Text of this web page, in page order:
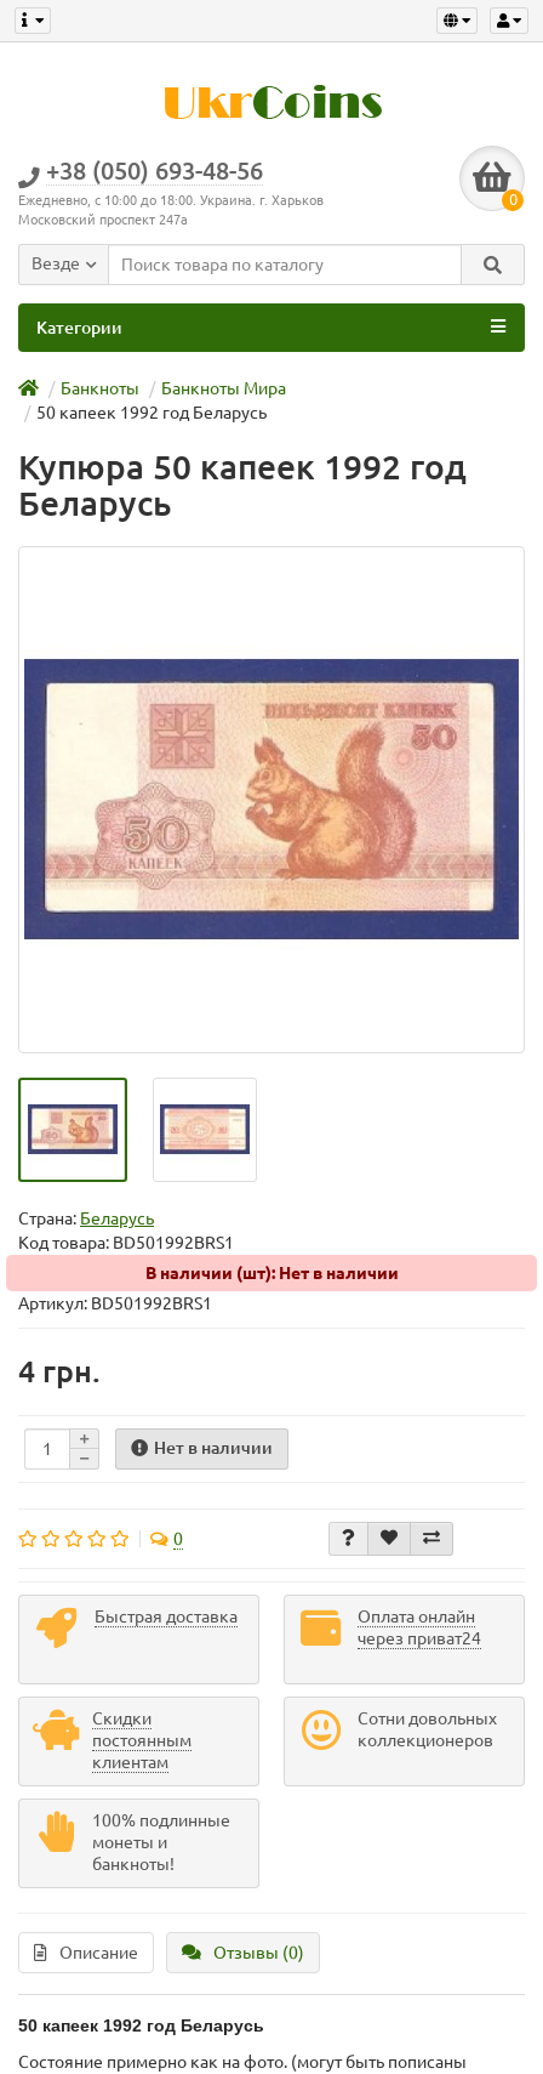
+38 (050) 693-48-56
Ежедневно, с 10:00 до 18:00. Украина. г. Харьков
Московский проспект 247а
0
Везде
Категории
Банкноты
Банкноты Мира
50 капеек 1992 год Беларусь
Купюра 50 капеек 1992 год
Беларусь
Страна: Беларусь
Код товара: BD501992BRS1
В наличии (шт): Нет в наличии
Артикул: BD501992BRS1
4 грн.
Нет в наличии
0
Быстрая доставка
Оплата онлайн
через приват24
Скидки
постоянным
клиентам
Сотни довольных
коллекционеров
100% подлинные
монеты и
банкноты!
Описание Отзывы (0)
50 капеек 1992 год Беларусь
Состояние примерно как на фото. (могут быть пописаны